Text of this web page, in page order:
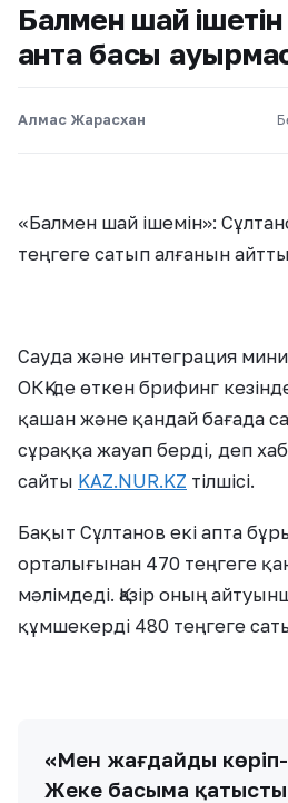
Балмен шай
қантқа басы
Алмас Жарасхан
«Балмен шай ішемін»:
теңгеге сатып алғанын
Сауда және интеграция
ОКҚ-де өткен брифинг
қашан және қандай бағада
сұраққа жауап берді, деп
сайты KAZ.NUR.KZ тілшісі.
Бақыт Сұлтанов екі апта
орталығынан 470 теңгеге
мәлімдеді. Қазір оның
құмшекерді 480 теңгеге
«Мен жағдайды
Жеке басыма қатысты